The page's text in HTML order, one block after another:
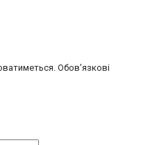
Обов’язкові